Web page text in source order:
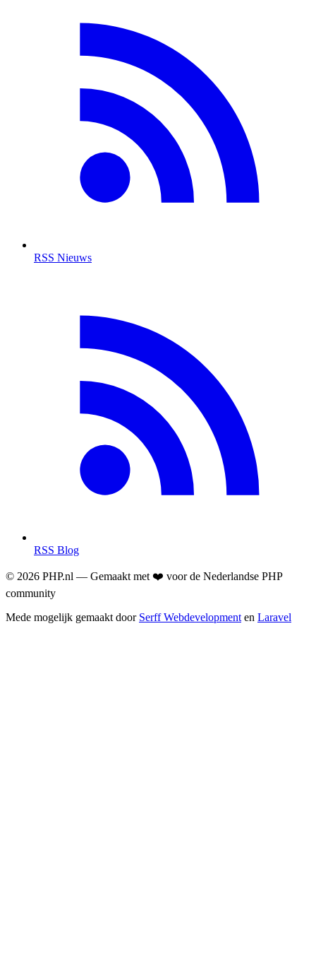
RSS Nieuws
RSS Blog
© 2026 PHP.nl — Gemaakt met ❤️ voor de Nederlandse PHP
community
Mede mogelijk gemaakt door Serff Webdevelopment en Laravel